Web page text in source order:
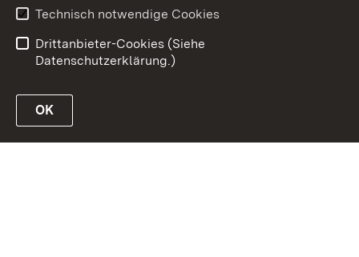
Technisch notwendige Cookies
Drittanbieter-Cookies (Siehe
Datenschutzerklärung.)
OK